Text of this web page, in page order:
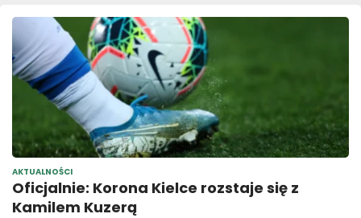
AKTUALNOŚCI
Oficjalnie: Korona Kielce rozstaje się z
Kamilem Kuzerą